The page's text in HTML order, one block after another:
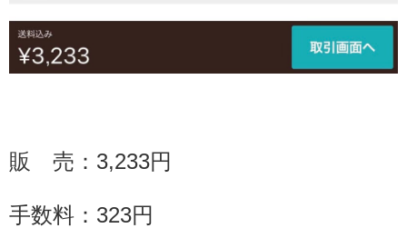
販 売： 3,233円
手数料： 323円